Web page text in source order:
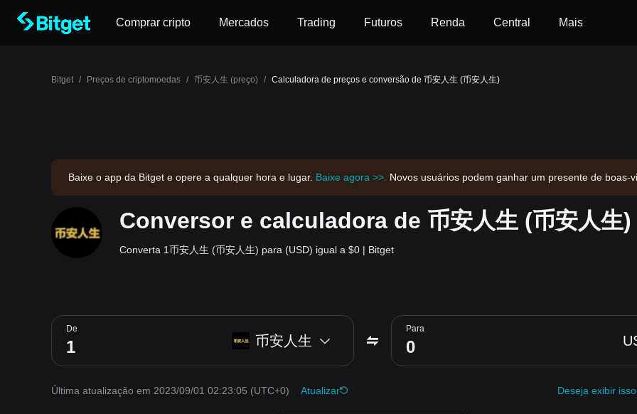
Comprar cripto Mercados Trading Futuros Renda Central Mais
Bitget / Preços de criptomoedas / 币安人生 (preço) / Calculadora de preços e conversão de 币安人生 (币安人生)
Baixe o app da Bitget e opere a qualquer hora e lugar. Baixe agora >>. Novos usuários podem ganhar um presente de boas-
Conversor e calculadora de 币安人生 (币安人生)
Converta 1币安人生 (币安人生) para (USD) igual a $0 | Bitget
De
币安人生
Para
Última atualização em 2023/09/01 02:23:05 (UTC+0) Atualizar Deseja exibir